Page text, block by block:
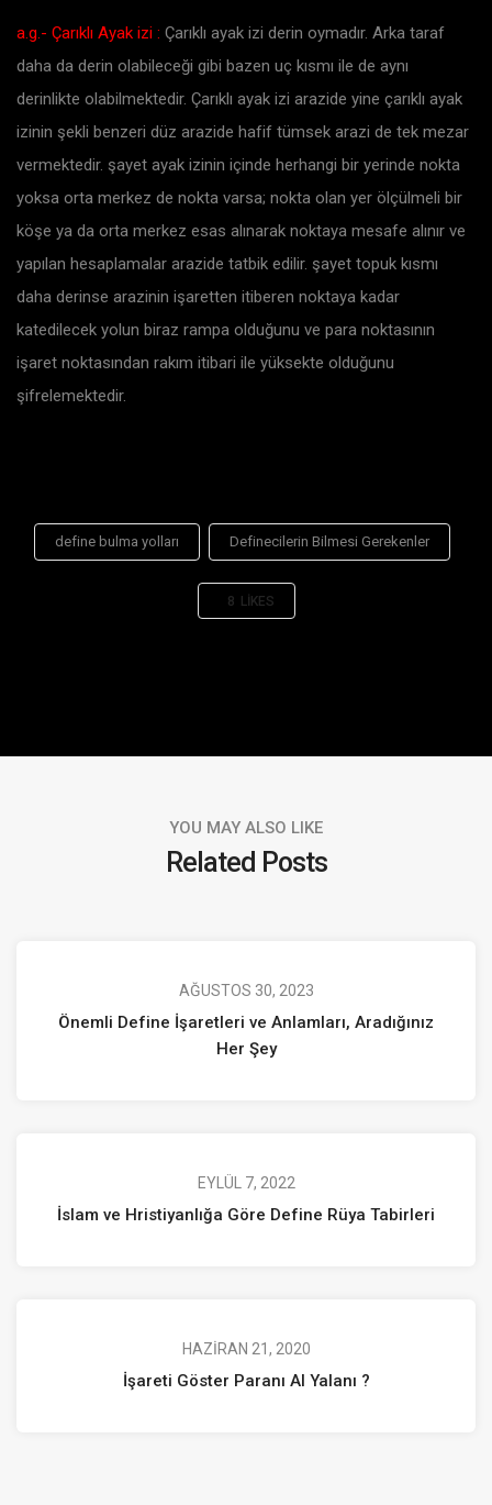
a.g.- Çarıklı Ayak izi : Çarıklı ayak izi derin oymadır. Arka taraf
daha da derin olabileceği gibi bazen uç kısmı ile de aynı
derinlikte olabilmektedir. Çarıklı ayak izi arazide yine çarıklı ayak
izinin şekli benzeri düz arazide hafif tümsek arazi de tek mezar
vermektedir. şayet ayak izinin içinde herhangi bir yerinde nokta
yoksa orta merkez de nokta varsa; nokta olan yer ölçülmeli bir
köşe ya da orta merkez esas alınarak noktaya mesafe alınır ve
yapılan hesaplamalar arazide tatbik edilir. şayet topuk kısmı
daha derinse arazinin işaretten itiberen noktaya kadar
katedilecek yolun biraz rampa olduğunu ve para noktasının
işaret noktasından rakım itibari ile yüksekte olduğunu
şifrelemektedir.
define bulma yolları Definecilerin Bilmesi Gerekenler
8 LIKES
YOU MAY ALSO LIKE
Related Posts
AĞUSTOS 30, 2023
Önemli Define İşaretleri ve Anlamları, Aradığınız
Her Şey
EYLÜL 7, 2022
İslam ve Hristiyanlığa Göre Define Rüya Tabirleri
HAZIRAN 21, 2020
İşareti Göster Paranı Al Yalanı ?